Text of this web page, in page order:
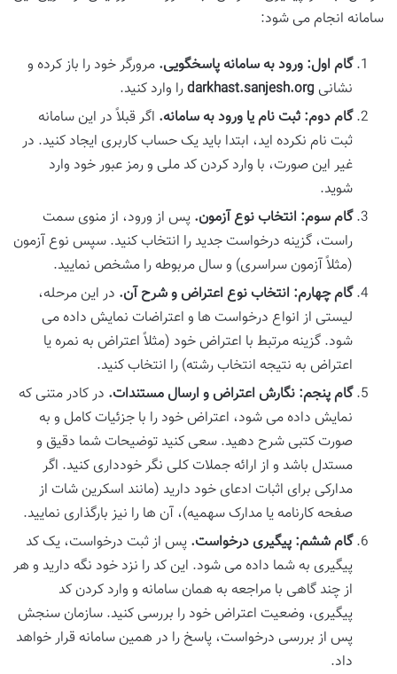
سامانه انجام می شود:
گام اول: ورود به سامانه پاسخگویی. مرورگر خود را باز کرده و
نشانی darkhast.sanjesh.orgرا وارد کنید.
گام دوم: ثبت نام یا ورود به سامانه. اگر قبلاً در این سامانه
ثبت نام نکرده اید، ابتدا باید یک حساب کاربری ایجاد کنید. در
غیر این صورت، با وارد کردن کد ملی و رمز عبور خود وارد
شوید.
گام سوم: انتخاب نوع آزمون. پس از ورود، از منوی سمت
راست، گزینه درخواست جدید را انتخاب کنید. سپس نوع آزمون
(مثلاً آزمون سراسری) و سال مربوطه را مشخص نمایید.
گام چهارم: انتخاب نوع اعتراض و شرح آن. در این مرحله،
لیستی از انواع درخواست ها و اعتراضات نمایش داده می
شود. گزینه مرتبط با اعتراض خود (مثلاً اعتراض به نمره یا
اعتراض به نتیجه انتخاب رشته) را انتخاب کنید.
گام پنجم: نگارش اعتراض و ارسال مستندات. در کادر متنی که
نمایش داده می شود، اعتراض خود را با جزئیات کامل و به
صورت کتبی شرح دهید. سعی کنید توضیحات شما دقیق و
مستدل باشد و از ارائه جملات کلی نگر خودداری کنید. اگر
مدارکی برای اثبات ادعای خود دارید (مانند اسکرین شات از
صفحه کارنامه یا مدارک سهمیه)، آن ها را نیز بارگذاری نمایید.
گام ششم: پیگیری درخواست. پس از ثبت درخواست، یک کد
پیگیری به شما داده می شود. این کد را نزد خود نگه دارید و هر
از چند گاهی با مراجعه به همان سامانه و وارد کردن کد
پیگیری، وضعیت اعتراض خود را بررسی کنید. سازمان سنجش
پس از بررسی درخواست، پاسخ را در همین سامانه قرار خواهد
داد.